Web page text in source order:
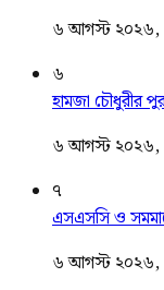
৬ আগস্ট ২০২৬,
৬
হামজা চৌধুরীর
৬ আগস্ট ২০২৬,
৭
এসএসসি ও
৬ আগস্ট ২০২৬,